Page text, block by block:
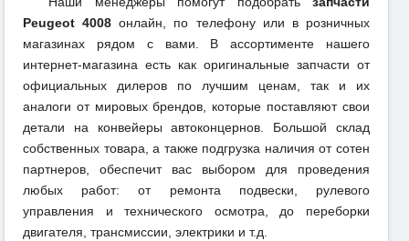
Peugeot 4008 онлайн, по телефону или в розничных
магазинах рядом с вами. В ассортименте нашего
интернет-магазина есть как оригинальные запчасти от
официальных дилеров по лучшим ценам, так и их
аналоги от мировых брендов, которые поставляют свои
детали на конвейеры автоконцернов. Большой склад
собственных товара, а также подгрузка наличия от сотен
партнеров, обеспечит вас выбором для проведения
любых работ: от ремонта подвески, рулевого
управления и технического осмотра, до переборки
двигателя, трансмиссии, электрики и т.д.